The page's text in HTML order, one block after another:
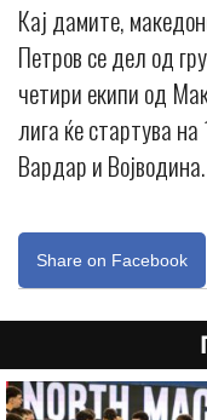
Кај дамите,
Петров се дел од
четири екипи од
лига ќе стартува на
Вардар и Војводина.
Share on Facebook